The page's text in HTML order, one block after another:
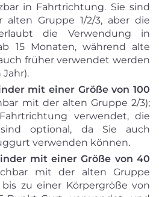
in Fahrtrichtung. Sie sind
Gruppe 1/2/3, aber die
die Verwendung in
15 Monaten, während alte
früher verwendet werden
mit einer Größe von 100
mit der alten Gruppe 2/3);
verwendet, die
sind optional, da Sie auch
verwenden können.
mit einer Größe von 40
mit der alten Gruppe
bis zu einer Körpergröße von